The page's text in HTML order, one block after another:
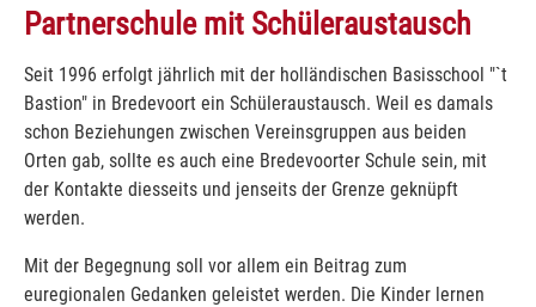
Partnerschule mit Schüleraustausch
Seit 1996 erfolgt jährlich mit der holländischen Basisschool "`t
Bastion" in Bredevoort ein Schüleraustausch. Weil es damals
schon Beziehungen zwischen Vereinsgruppen aus beiden
Orten gab, sollte es auch eine Bredevoorter Schule sein, mit
der Kontakte diesseits und jenseits der Grenze geknüpft
werden.
Mit der Begegnung soll vor allem ein Beitrag zum
euregionalen Gedanken geleistet werden. Die Kinder lernen